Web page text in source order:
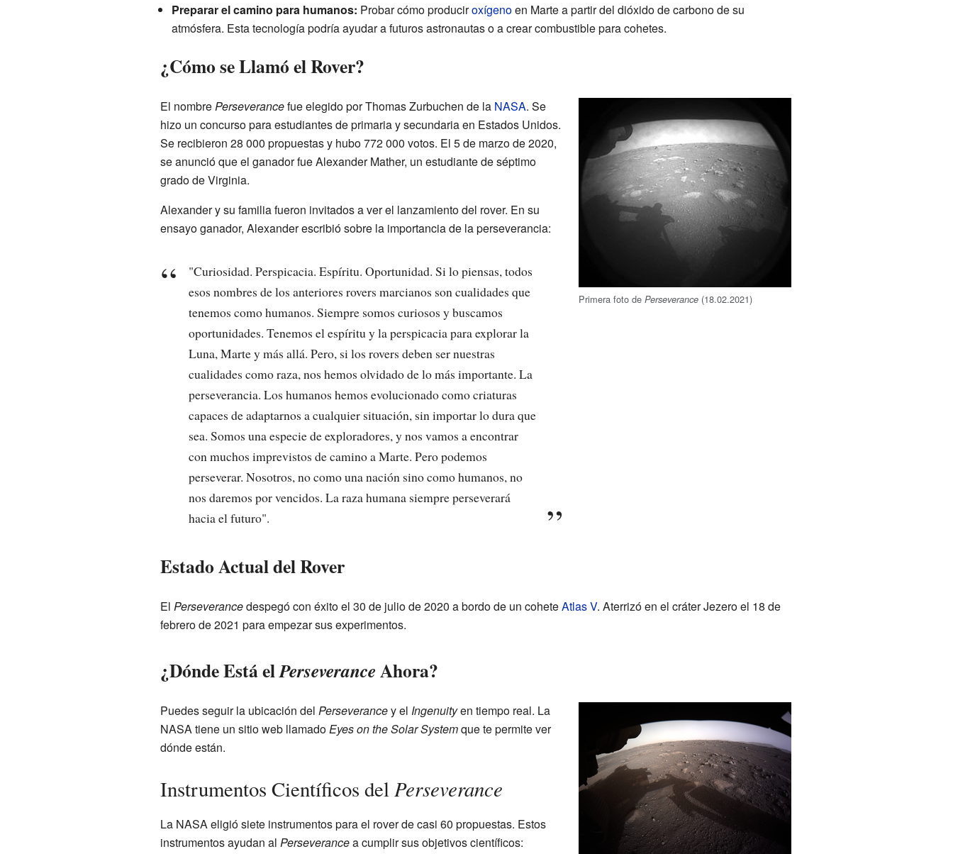
Preparar el camino para humanos: Probar cómo produciroxígenoen Marte a partir del dióxido de carbono de su
atmósfera. Esta tecnología podría ayudar a futuros astronautas o a crear combustible para cohetes.
¿Cómo se Llamó el Rover?
Primera foto dePerseverance (18.02.2021)
El nombrePerseverancefue elegido por Thomas Zurbuchen de la NASA. Se
hizo un concurso para estudiantes de primaria y secundaria en Estados Unidos.
Se recibieron 28 000 propuestas y hubo772 000 votos. El 5 de marzo de 2020,
se anunció que el ganador fue Alexander Mather, un estudiante de séptimo
grado de Virginia.
Alexander y su familia fueron invitados a ver el lanzamiento del rover. En su
ensayo ganador, Alexander escribió sobre la importancia de la perseverancia:
"Curiosidad. Perspicacia. Espíritu. Oportunidad. Si lo piensas, todos
esos nombres de los anteriores rovers marcianos son cualidades que
tenemos como humanos. Siempre somos curiosos y buscamos
oportunidades. Tenemos el espíritu y la perspicacia para explorar la
Luna, Marte y más allá. Pero, si los rovers deben ser nuestras
cualidades como raza, nos hemos olvidado de lo más importante. La
perseverancia. Los humanos hemos evolucionado como criaturas
capaces de adaptarnos a cualquier situación, sin importar lo dura que
sea. Somos una especie de exploradores, y nos vamos a encontrar
con muchos imprevistos de camino a Marte. Pero podemos
perseverar. Nosotros, no como una nación sino como humanos, no
nos daremos por vencidos. La raza humana siempre perseverará
hacia el futuro".
Estado Actual del Rover
El Perseverancedespegó con éxito el 30 de julio de 2020 a bordo de un coheteAtlas V. Aterrizó en el cráter Jezero el 18 de
febrero de 2021 para empezar sus experimentos.
¿Dónde Está elPerseveranceAhora?
Puedes seguir la ubicación del Perseverancey el Ingenuityen tiempo real. La
NASA tiene un sitio web llamadoEyes on the Solar Systemque te permite ver
dónde están.
Instrumentos Científicos delPerseverance
La NASA eligió siete instrumentos para el rover de casi 60 propuestas. Estos
instrumentos ayudan al Perseverancea cumplir sus objetivos científicos: